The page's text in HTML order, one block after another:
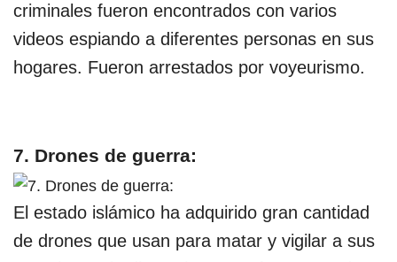
criminales fueron encontrados con varios
videos espiando a diferentes personas en sus
hogares. Fueron arrestados por voyeurismo.
7. Drones de guerra:
El estado islámico ha adquirido gran cantidad
de drones que usan para matar y vigilar a sus